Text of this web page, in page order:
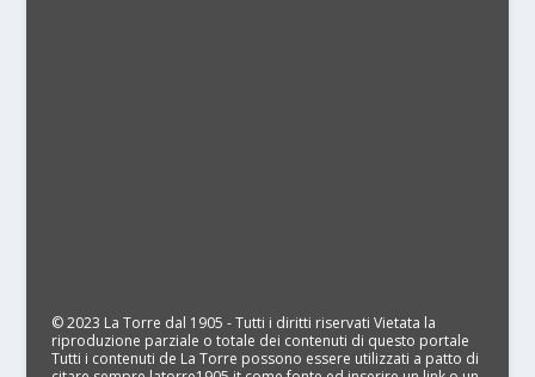
© 2023 La Torre dal 1905 - Tutti i diritti riservati Vietata la
riproduzione parziale o totale dei contenuti di questo portale
Tutti i contenuti de La Torre possono essere utilizzati a patto di